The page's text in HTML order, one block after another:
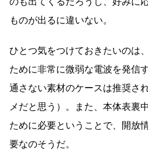
ものが出るに違いない。
ひとつ気をつけておきたいのは
ために非常に微弱な電波を発信
通さない素材のケースは推奨さ
メだと思う）。また、本体表裏
ために必要ということで、開放
要なのそうだ。